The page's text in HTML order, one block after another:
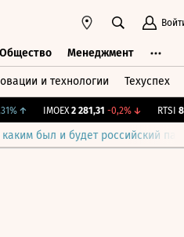
Общество Менеджмент
и технологии Техуспех
↑ IMOEX 2 281,31 -0,2%↓ RTSI
был и будет российский